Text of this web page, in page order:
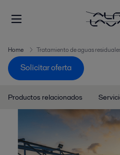
Home Tratamiento de aguas
Solicitar oferta
Productos relacionados